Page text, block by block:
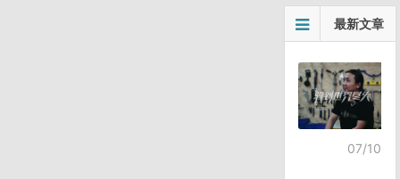
最新文章
07/10